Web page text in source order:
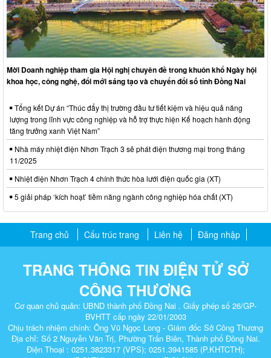
Mời Doanh nghiệp tham gia Hội nghị chuyên đề trong khuôn khổ Ngày hội
khoa học, công nghệ, đổi mới sáng tạo và chuyển đổi số tỉnh Đồng Nai
Tổng kết Dự án “Thúc đẩy thị trường đầu tư tiết kiệm và hiệu quả năng
lượng trong lĩnh vực công nghiệp và hỗ trợ thực hiện Kế hoạch hành động
tăng trưởng xanh Việt Nam”
Nhà máy nhiệt điện Nhơn Trạch 3 sẽ phát điện thương mại trong tháng
11/2025
Nhiệt điện Nhơn Trạch 4 chính thức hòa lưới điện quốc gia (XT)
5 giải pháp ‘kích hoạt’ tiềm năng ngành công nghiệp hóa chất (XT)
Trang chủ Cấu trúc trang Liên hệ Đăng nhập
TRANG THÔNG TIN ĐIỆN TỬ SỞ
CÔNG THƯƠNG
Cơ quan chủ quản: UBND thành phố Đồng Nai . Giấy phép số 26/GP-
BVHTT cấp ngày 22/01/2003
Chịu trách nhiệm chính: Ông Vũ Ngọc Long - Giám đốc Sở Công Thương
Địa chỉ: Số 2 Nguyễn Văn Trị, Phường Trấn Biên, Thành phố Đồng Nai.
Điện Thoại : 0251.3823317 (VPS); 0251.3941585 (P.KHTCTH);